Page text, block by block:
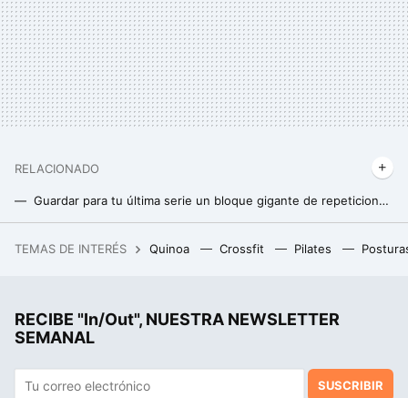
RELACIONADO
Guardar para tu última serie un bloque gigante de repeticiones, ¿realmente funciona para ganar masa muscular?
Si te salió el Niño Dios en la rosca, aprende a hacer tamales de rajas con queso y salsa verde con la receta y consejos de Yuri de Gortari
TEMAS DE INTERÉS Quinoa Crossfit Pilates
RECIBE "In/Out", NUESTRA NEWSLETTER
SEMANAL
SUSCRIBIR